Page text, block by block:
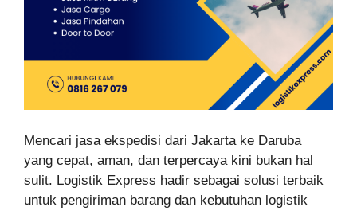
Mencari jasa ekspedisi dari Jakarta ke Daruba
yang cepat, aman, dan terpercaya kini bukan hal
sulit. Logistik Express hadir sebagai solusi terbaik
untuk pengiriman barang dan kebutuhan logistik